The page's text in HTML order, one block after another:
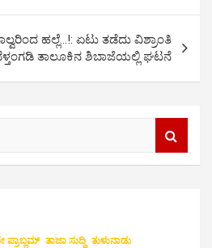
ಹಲ್ಲೆ…!: ಏಟು ತಡೆದು ವಿಶ್ರಾಂತಿ
ತಾಲೂಕಿನ ಶಿಬಾಜೆಯಲ್ಲಿ ಘಟನೆ
ಪ್ರಾಬ್ಲಮ್ ತಾಜಾ ಸುದ್ದಿ ತುಳುನಾಡು